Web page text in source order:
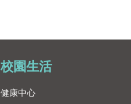
校園生活
健康中心